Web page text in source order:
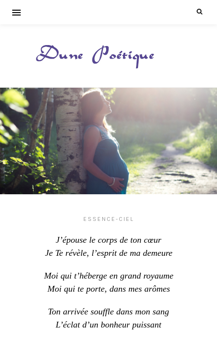
ESSENCE-CIEL
J’épouse le corps de ton cœur
Je Te révèle, l’esprit de ma demeure
Moi qui t’héberge en grand royaume
Moi qui te porte, dans mes arômes
Ton arrivée souffle dans mon sang
L’éclat d’un bonheur puissant